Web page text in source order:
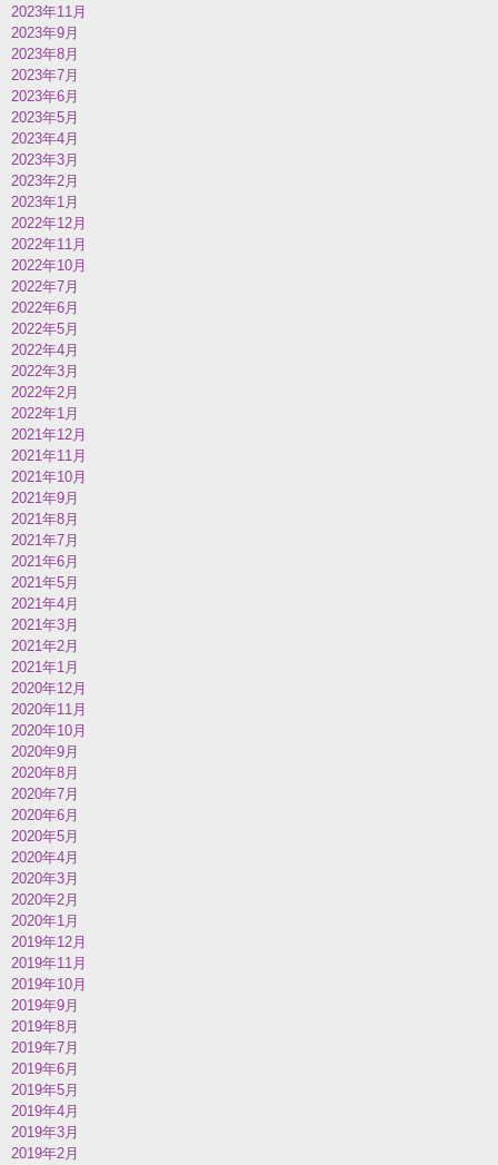
2023年11月
2023年9月
2023年8月
2023年7月
2023年6月
2023年5月
2023年4月
2023年3月
2023年2月
2023年1月
2022年12月
2022年11月
2022年10月
2022年7月
2022年6月
2022年5月
2022年4月
2022年3月
2022年2月
2022年1月
2021年12月
2021年11月
2021年10月
2021年9月
2021年8月
2021年7月
2021年6月
2021年5月
2021年4月
2021年3月
2021年2月
2021年1月
2020年12月
2020年11月
2020年10月
2020年9月
2020年8月
2020年7月
2020年6月
2020年5月
2020年4月
2020年3月
2020年2月
2020年1月
2019年12月
2019年11月
2019年10月
2019年9月
2019年8月
2019年7月
2019年6月
2019年5月
2019年4月
2019年3月
2019年2月